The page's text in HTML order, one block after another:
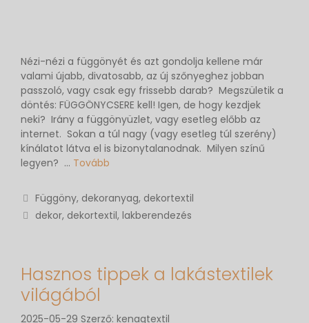
Nézi-nézi a függönyét és azt gondolja kellene már
valami újabb, divatosabb, az új szőnyeghez jobban
passzoló, vagy csak egy frissebb darab? Megszületik a
döntés: FÜGGÖNYCSERE kell! Igen, de hogy kezdjek
neki? Irány a függönyüzlet, vagy esetleg előbb az
internet. Sokan a túl nagy (vagy esetleg túl szerény)
kínálatot látva el is bizonytalanodnak. Milyen színű
legyen? … Tovább
Függöny, dekoranyag, dekortextil
dekor, dekortextil,lakberendezés
Hasznos tippek a lakástextilek
világából
2025-05-29 Szerző: kenagtextil